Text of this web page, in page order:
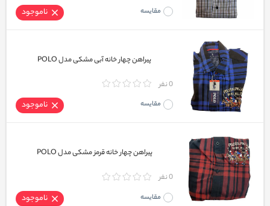
مقایسه ناموجود
پیراهن چهار خانه آبی مشکی مدل POLO
0 نفر
مقایسه ناموجود
پیراهن چهار خانه قرمز مشکی مدل POLO
0 نفر
مقایسه ناموجود